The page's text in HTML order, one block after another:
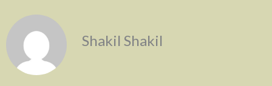
Shakil Shakil